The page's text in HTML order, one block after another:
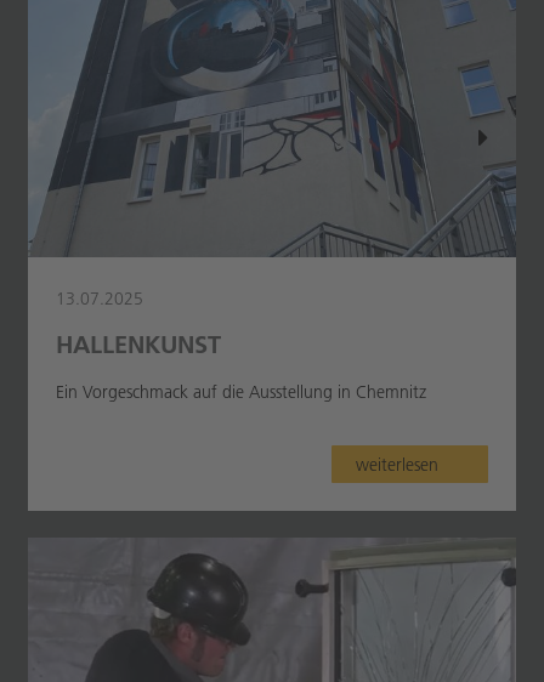
13.07.2025
HALLENKUNST
Ein Vorgeschmack auf die Ausstellung in Chemnitz
weiterlesen